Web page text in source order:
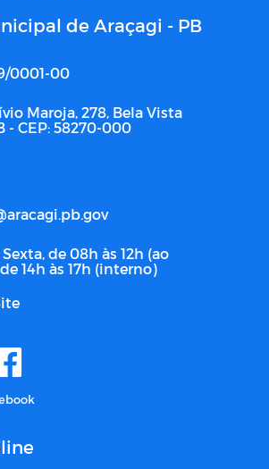
de Araçagi - PB
0001-00
Maroja, 278, Bela Vista
- CEP: 58270-000
de 08h às 12h (ao
14h às 17h (interno)